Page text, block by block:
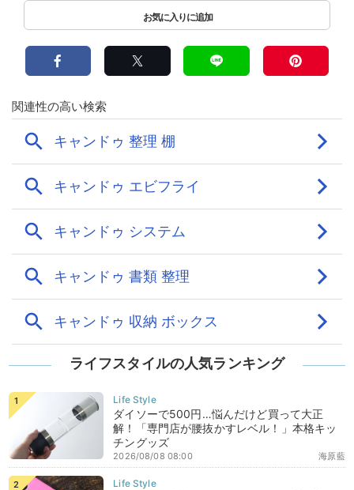
ライフスタイルの人気ランキング
ダイソーで500円…悩んだけど買って大正
解！「専門店が腰抜かすレベル！」本格キッ
チングッズ
海原藍
2026/08/08 08:00